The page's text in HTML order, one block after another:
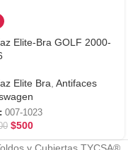
Elite-Bra GOLF 2000-
Elite Bra Antifaces
007-1023
$500